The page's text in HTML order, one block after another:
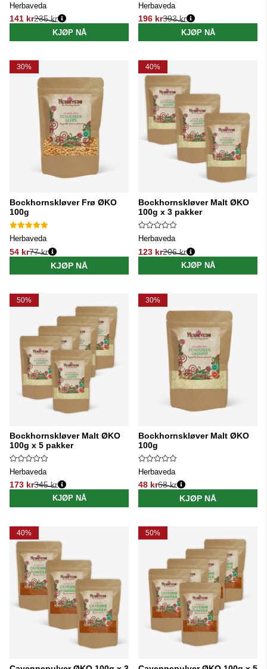
Herbaveda
141 kr
Vanlig pris:
235 kr
KJØP NÅ
Herbaveda
196 kr
Vanlig pris:
393 kr
KJØP NÅ
30%
Bockhornskløver Frø ØKO
100g
Herbaveda
54 kr
Vanlig pris:
77 kr
KJØP NÅ
40%
Bockhornskløver Malt ØKO
100g x 3 pakker
Herbaveda
123 kr
Vanlig pris:
206 kr
KJØP NÅ
50%
Bockhornskløver Malt ØKO
100g x 5 pakker
Herbaveda
173 kr
Vanlig pris:
345 kr
KJØP NÅ
30%
Bockhornskløver Malt ØKO
100g
Herbaveda
48 kr
Vanlig pris:
68 kr
KJØP NÅ
40% 50%